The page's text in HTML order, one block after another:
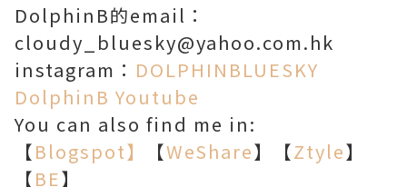
DolphinB的email：
cloudy_bluesky@yahoo.com.hk
instagram： DOLPHINBLUESKY
DolphinB Youtube
You can also find me in:
【Blogspot】 【WeShare】【Ztyle】
【BE】